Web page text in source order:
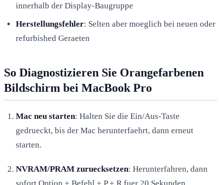
innerhalb der Display-Baugruppe
Herstellungsfehler: Selten aber moeglich bei neuen oder
refurbished Geraeten
So Diagnostizieren Sie Orangefarbenen
Bildschirm bei MacBook Pro
Mac neu starten: Halten Sie die Ein/Aus-Taste
gedrueckt, bis der Mac herunterfaehrt, dann erneut
starten.
NVRAM/PRAM zuruecksetzen: Herunterfahren, dann
sofort Option + Befehl + P + R fuer 20 Sekunden